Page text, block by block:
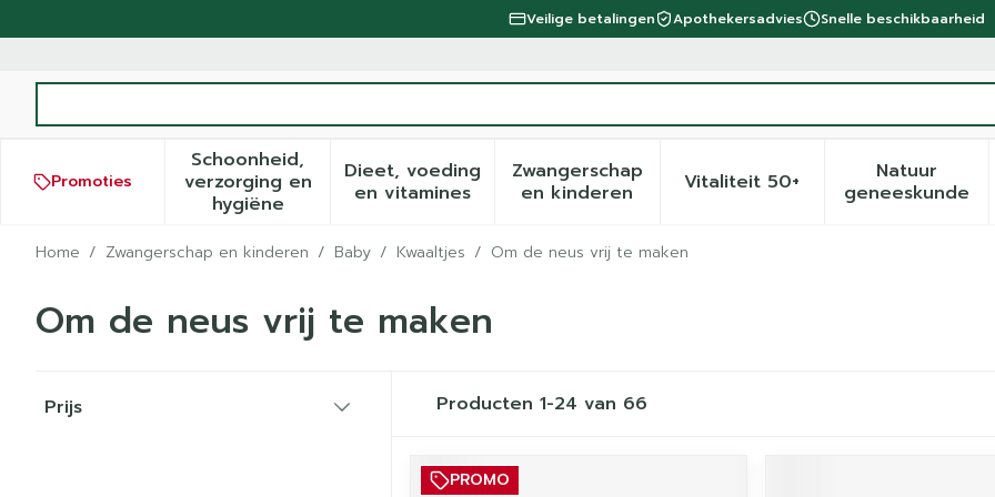
Veilige betalingen Apothekersadvies Snelle beschikbaarheid
Promoties
Schoonheid,
verzorging en
hygiëneToon submenu voor Schoonheid, verzorging en hygiëne categorie
Dieet, voeding
en vitamines
Toon submenu voor Dieet, voeding en vitamines categorie
Zwangerschap
en kinderenToon submenu voor Zwangerschap en
Vitaliteit 50+Toon submenu voor
Natuur
geneeskunde
Toon
Home / Zwangerschap en kinderen / Baby / Kwaaltjes / Om de neus vrij te maken
Om de neus vrij te maken
Prijs
Producten 1-24 van 66
PROMO